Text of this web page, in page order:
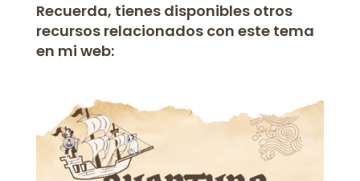
Recuerda, tienes disponibles otros
recursos relacionados con este tema
en mi web: